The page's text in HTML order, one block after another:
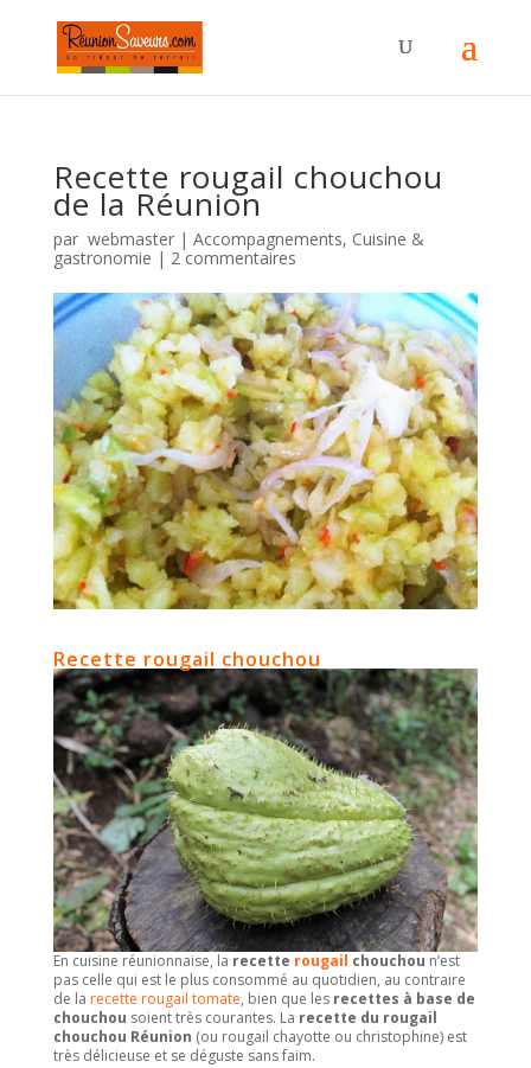
Recette rougail chouchou
de la Réunion
par webmaster| Accompagnements, Cuisine &
gastronomie | 2 commentaires
Recette rougail chouchou
En cuisine réunionnaise, la recette rougail chouchou n’est
pas celle qui est le plus consommé au quotidien, au contraire
de la recette rougail tomate, bien que les recettes à base de
chouchou soient très courantes. La recette du rougail
chouchou Réunion (ou rougail chayotte ou christophine) est
très délicieuse et se déguste sans faim.